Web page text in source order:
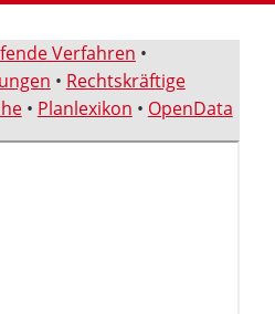
Verfahren •
• Rechtskräftige
• Planlexikon • OpenData